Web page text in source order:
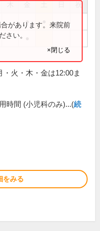
祝
●
があります。来院前
さい。
×閉じる
火・木・金は12:00ま
時間 (小児科のみ)...(続
をみる